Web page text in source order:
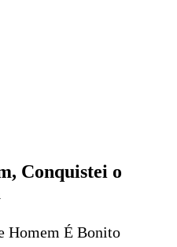
Conquistei o
Homem É Bonito